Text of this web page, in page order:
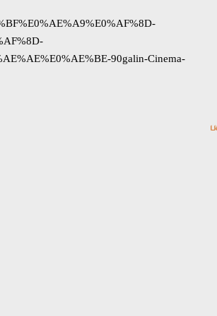
90galin-Cinema-